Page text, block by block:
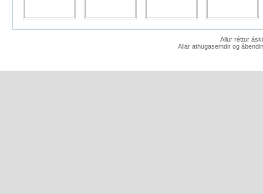
Allur réttur
Allar athugasemdir og